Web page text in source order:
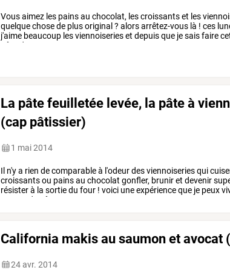
Vousaimez les painsau chocolat, lescroissantset les
quelquechosede plusoriginal ? alorsarrêtez-vous là ! ces
j'aime beaucoup lesviennoiserieset depuisque jesaisfaire
pâte
des
La pâte feuilletée levée, la pâte à
(cap pâtissier)
1 mai 2014
Il n'ya rien decomparableà l'odeurdesviennoiseriesqui
croissantsou painsau chocolat gonfler, bruniret devenir
résisterà la sortiedu four ! voici uneexpérienceque je peux
de pâte
California makis au saumon et
24 avr. 2014